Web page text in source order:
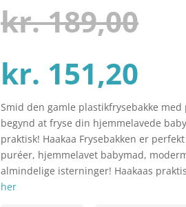
5
baseret
på
er
kr.189,00
kr. 151,20
Smid den gamle plastikfrysebakke
begynd at fryse din hjemmelavede
praktisk! Haakaa Frysebakken er
puréer, hjemmelavet babymad,
almindelige isterninger! Haakaas
her